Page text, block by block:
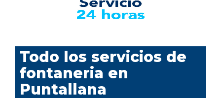
Todo los servicios de
fontaneria en
Puntallana